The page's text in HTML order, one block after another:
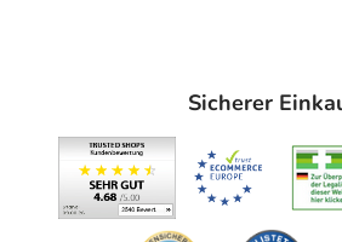
- Stark eingeschränkte Leberfunktion
- Blutbildungsstörung
- Immunschwäche
- Alkoholsucht
- Alkoholbedingte Lebererkrankung
Sicherer